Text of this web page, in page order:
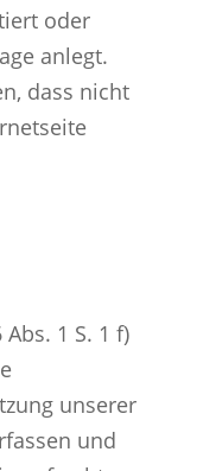
oder
anlegt.
dass nicht
1 S. 1 f)
unserer
und